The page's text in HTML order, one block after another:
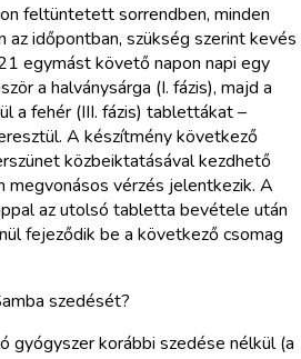
feltüntetett sorrendben, minden
az időpontban, szükség szerint kevés
egymást követő napon napi egy
a halványsárga (I. fázis), majd a
a fehér (III. fázis) tablettákat –
A készítmény következő
közbeiktatásával kezdhető
megvonásos vérzés jelentkezik. A
az utolsó tabletta bevétele után
fejeződik be a következő csomag
szedését?
gyógyszer korábbi szedése nélkül (a